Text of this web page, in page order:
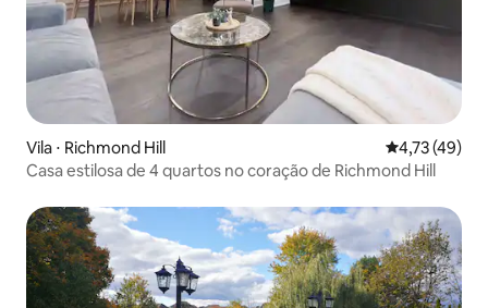
Vila ⋅ Richmond Hill 4,73 de uma
4,73 (49)
Casa estilosa de 4 quartos no coração de Richmond Hill